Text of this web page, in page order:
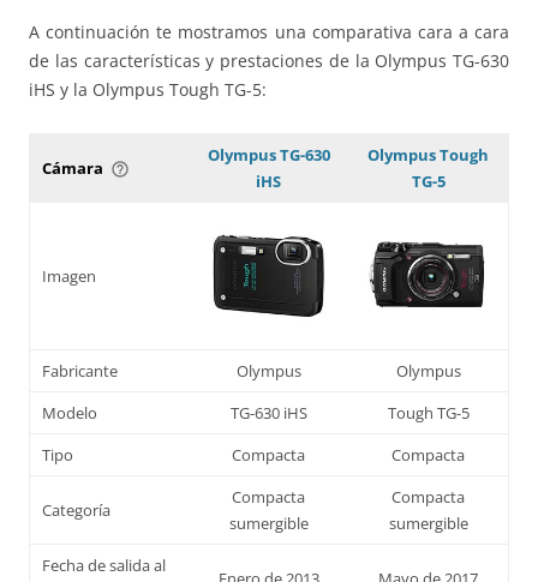
A continuación te mostramos una comparativa cara a cara
de las características y prestaciones de la Olympus TG-630
iHS y la Olympus Tough TG-5:
Cámara help_outline
Olympus TG-630
iHS
Olympus Tough
TG-5
Imagen
Fabricante Olympus
Olympus
Modelo
TG-630 iHS
Tough TG-5
Tipo
Compacta Compacta
Categoría
Compacta
sumergible
Compacta
sumergible
Fecha de salida al